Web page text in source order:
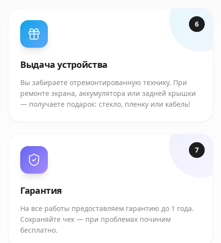
6
Выдача устройства
Вы забираете отремонтированную технику. При
ремонте экрана, аккумулятора или задней крышки
— получаете подарок: стекло, пленку или кабель!
7
Гарантия
На все работы предоставляем гарантию до 1 года.
Сохраняйте чек — при проблемах починим
бесплатно.